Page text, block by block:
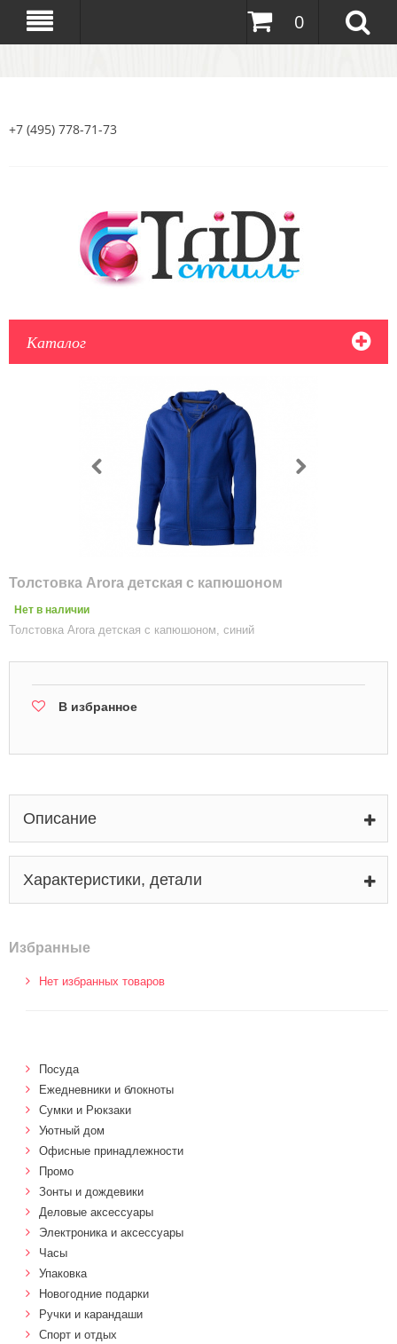
0
+7 (495) 778-71-73
Каталог
Толстовка Arora детская с капюшоном
Нет в наличии
Толстовка Arora детская с капюшоном, синий
В избранное
Описание
Характеристики, детали
Избранные
Нет избранных товаров
Посуда
Ежедневники и блокноты
Сумки и Рюкзаки
Уютный дом
Офисные принадлежности
Промо
Зонты и дождевики
Деловые аксессуары
Электроника и аксессуары
Часы
Упаковка
Новогодние подарки
Ручки и карандаши
Спорт и отдых